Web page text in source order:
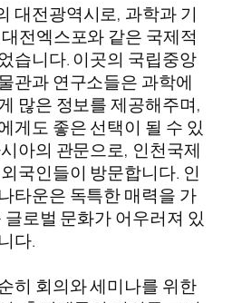
대전광역시로, 과학과 기
전엑스포와 같은 국제적
습니다. 이곳의 국립중앙
관과 연구소들은 과학에
많은 정보를 제공해주며,
게도 좋은 선택이 될 수 있
아의 관문으로, 인천국제
국인들이 방문합니다. 인
타운은 독특한 매력을 가
로벌 문화가 어우러져 있
다.
히 회의와 세미나를 위한